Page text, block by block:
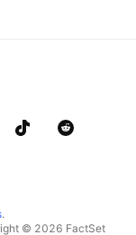
.
© 2026 FactSet